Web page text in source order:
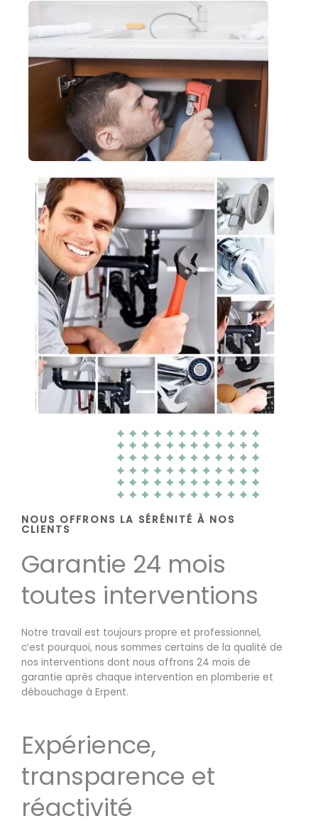
NOUS OFFRONS LA SÉRÉNITÉ À NOS
CLIENTS
Garantie 24 mois
toutes interventions
Notre travail est toujours propre et professionnel,
c’est pourquoi, nous sommes certains de la qualité de
nos interventions dont nous offrons 24 mois de
garantie après chaque intervention en plomberie et
débouchage à Erpent.
Expérience,
transparence et
réactivité